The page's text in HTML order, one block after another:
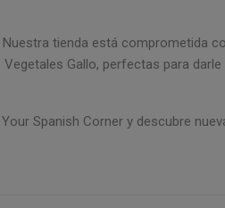
Nuestra tienda está comprometida
Gallo, perfectas para
Spanish Corner y descubre